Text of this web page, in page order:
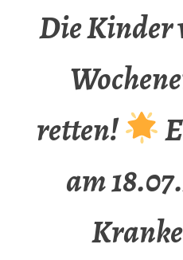
Die Kinder
retten!
am